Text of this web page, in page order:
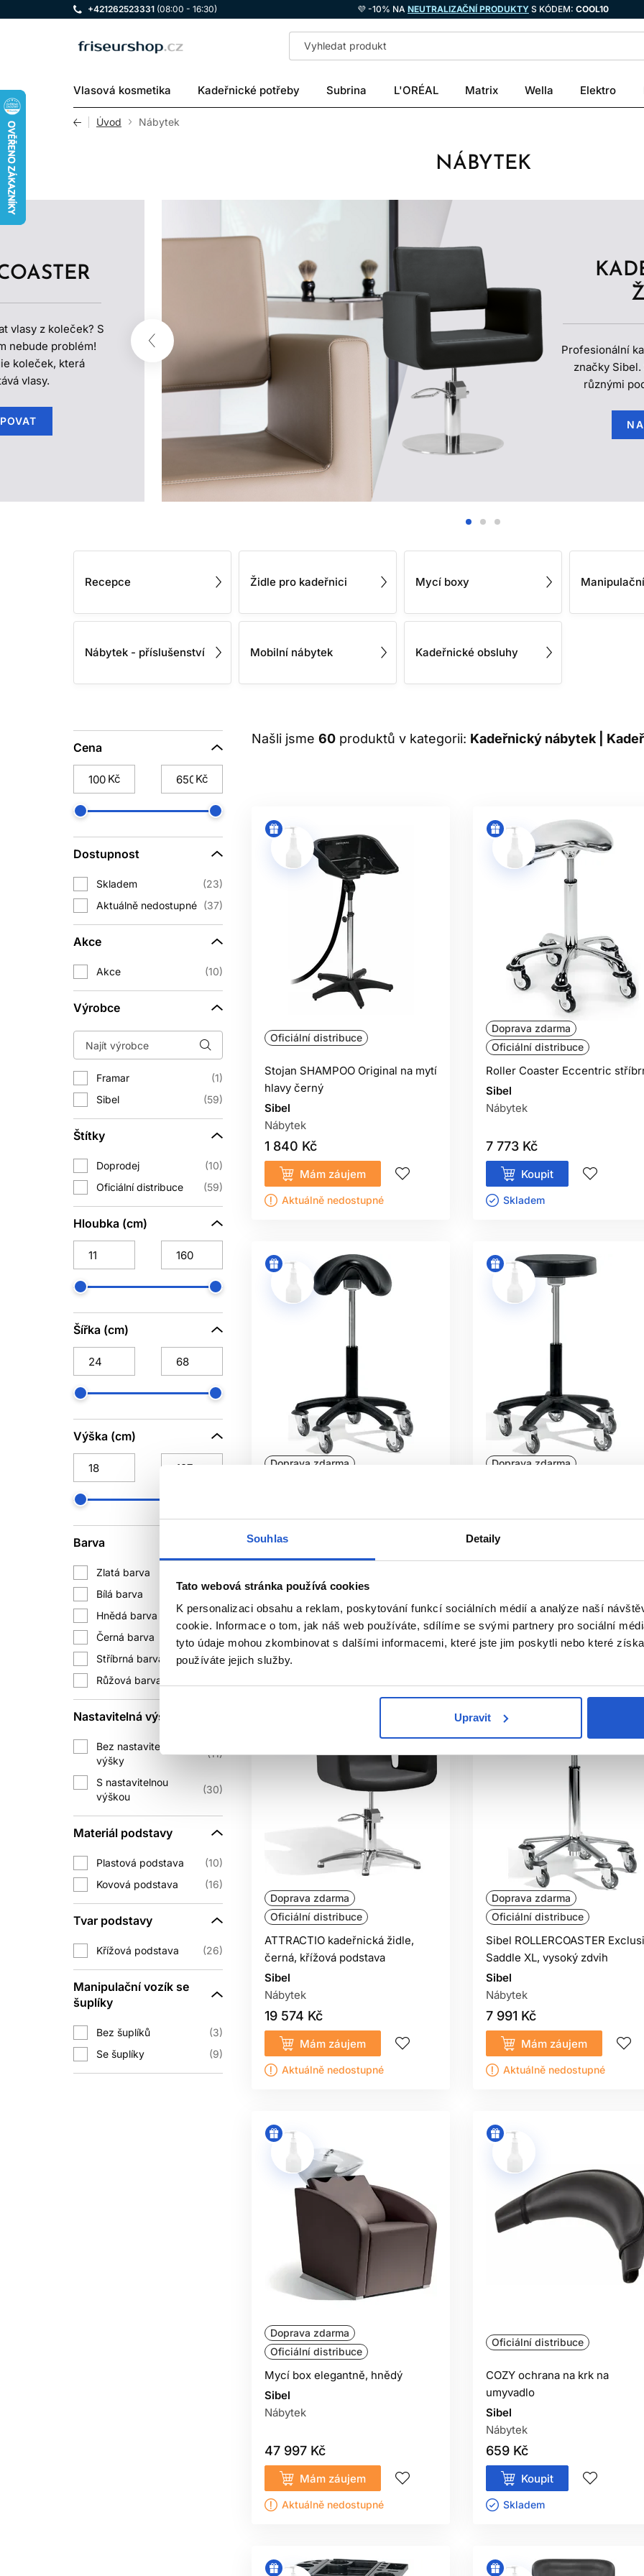
Souhlas Detaily
Tato webová stránka používá cookies
K personalizaci obsahu a reklam, poskytování funkcí sociálních médií a analýze naší
cookie. Informace o tom, jak náš web používáte, sdílíme se svými partnery pro sociální
tyto údaje mohou zkombinovat s dalšími informacemi, které jste jim poskytli nebo které
používáte jejich služby.
Upravit
+421262523331 (08:00 - 16:30) 💜 -10% NA NEUTRALIZAČNÍ PRODUKTY S KÓDEM: COOL10
LOMAX
Vlasová kosmetika Kadeřnické potřeby Subrina L'ORÉAL Matrix Wella Elektro
Úvod Nábytek
NÁBYTEK
vlasy z koleček? S
nebude problém!
koleček, která
vlasy.
Profesionální
značky
různými
Recepce Židle pro kadeřnici Mycí boxy
Nábytek - příslušenství Mobilní nábytek Kadeřnické obsluhy
Cena
Kč Kč
Dostupnost
Skladem
23
Aktuálně nedostupné
37
Akce
Akce 10
Výrobce
Framar
1
Sibel
59
Štítky
Doprodej
10
Oficiální distribuce
59
Hloubka (cm)
Šířka (cm)
Výška (cm)
Barva
Zlatá barva
Bílá barva
4
Hnědá barva
1
Černá barva
44
Stříbrná barva
8
Růžová barva
Nastavitelná výška
Bez nastavitelné
výšky
11
S nastavitelnou
výškou
30
Materiál podstavy
Plastová podstava
10
Kovová podstava
16
Tvar podstavy
Křížová podstava 26
Manipulační vozík se
šuplíky
Bez šuplíků
3
Se šuplíky
9
Našli jsme 60 produktů v kategorii: Kadeřnický nábytek |
Oficiální distribuce
Stojan SHAMPOO Original na mytí
hlavy černý
Sibel
Nábytek
1 840 Kč
Mám záujem
Aktuálně nedostupné
Doprava zdarma
Oficiální distribuce
Roller Coaster Eccentric
Sibel
Nábytek
7 773 Kč
Koupit
Skladem ㅤ
Doprava zdarma
Saddle, střední zdvih
Sibel
Nábytek
5 055 Kč
Mám záujem
Aktuálně nedostupné
Doprava zdarma
Round, střední zdvih
Sibel
Nábytek
Mám záujem
Aktuálně nedostupné
Doprava zdarma
Oficiální distribuce
ATTRACTIO kadeřnická židle,
černá, křížová podstava
Sibel
Nábytek
19 574 Kč
Mám záujem
Aktuálně nedostupné
Doprava zdarma
Oficiální distribuce
Sibel ROLLERCOASTER
Saddle XL, vysoký zdvih
Sibel
Nábytek
7 991 Kč
Mám záujem
Aktuálně nedostupné
Doprava zdarma
Oficiální distribuce
Mycí box elegantně, hnědý
Sibel
Nábytek
47 997 Kč
Mám záujem
Aktuálně nedostupné
Oficiální distribuce
COZY ochrana na krk na
umyvadlo
Sibel
Nábytek
659 Kč
Koupit
Skladem ㅤ